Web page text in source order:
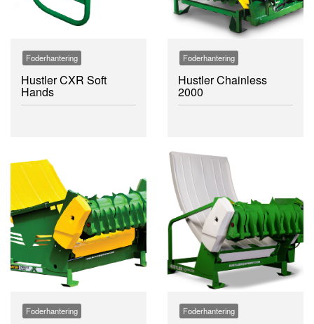
Foderhantering
Hustler CXR Soft
Hands
Foderhantering
Hustler Chainless
2000
Foderhantering Foderhantering